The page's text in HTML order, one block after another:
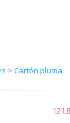
> Cartón pluma